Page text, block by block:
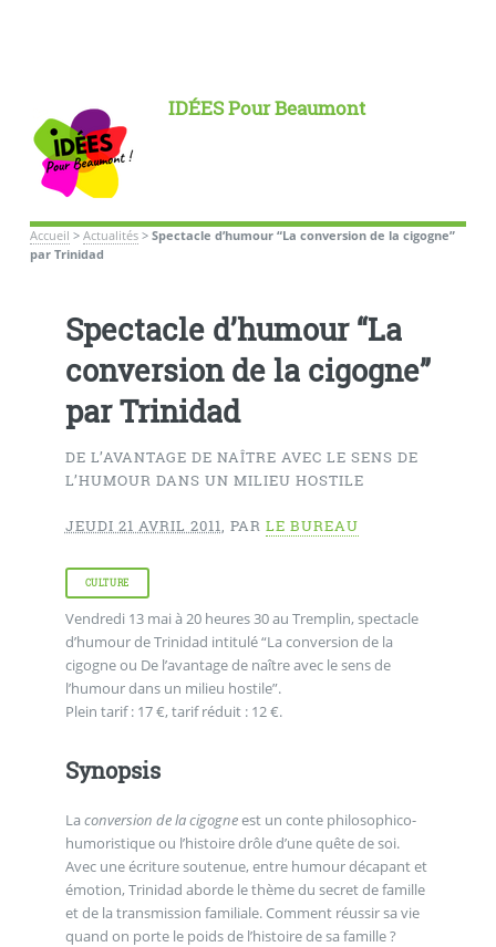
IDÉES Pour Beaumont
Accueil > Actualités> Spectacle d’humour “La conversion de la cigogne”
par Trinidad
Spectacle d’humour “La
conversion de la cigogne”
par Trinidad
DE L’AVANTAGE DE NAÎTRE AVEC LE SENS DE
L’HUMOUR DANS UN MILIEU HOSTILE
JEUDI 21 AVRIL 2011, PAR LE BUREAU
CULTURE
Vendredi 13 mai à 20 heures 30 au Tremplin, spectacle
d’humour de Trinidad intitulé “La conversion de la
cigogne ou De l’avantage de naître avec le sens de
l’humour dans un milieu hostile”.
Plein tarif : 17 €, tarif réduit : 12 €.
Synopsis
La conversion de la cigogneest un conte philosophico-
humoristique ou l’histoire drôle d’une quête de soi.
Avec une écriture soutenue, entre humour décapant et
émotion, Trinidad aborde le thème du secret de famille
et de la transmission familiale. Comment réussir sa vie
quand on porte le poids de l’histoire de sa famille ?